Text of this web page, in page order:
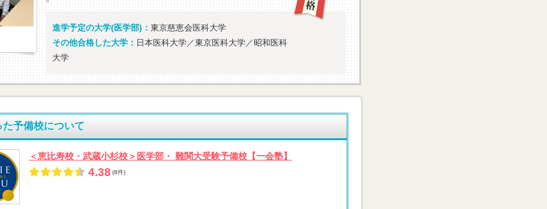
進学予定の大学(医学部)： 東京慈恵会医科大学
その他合格した大学： 日本医科大学／東京医科大学／昭和医科
大学
た予備校について
＜恵比寿校・武蔵小杉校＞医学部・ 難関大受験予備校【一会塾】
4.38 (8件)